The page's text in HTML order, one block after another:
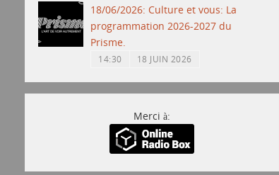
18/06/2026: Culture et vous: La
programmation 2026-2027 du
Prisme.
14:30 18 JUIN 2026
Merci à: